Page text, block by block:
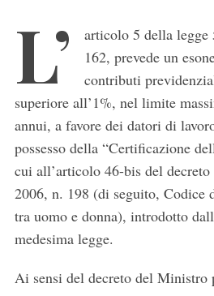
L’
articolo 5 della legge
162, prevede un
contributi
superiore all’1%, nel limite
annui, a favore dei datori di
possesso della “Certificazione
cui all’articolo 46-bis del
2006, n. 198 (di seguito, Codice
tra uomo e donna), introdotto
medesima legge.
Ai sensi del decreto del Ministro